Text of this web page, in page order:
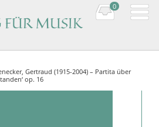
FÜR MUSIK
0
Gertraud (1915-2004) – Partita über
op. 16